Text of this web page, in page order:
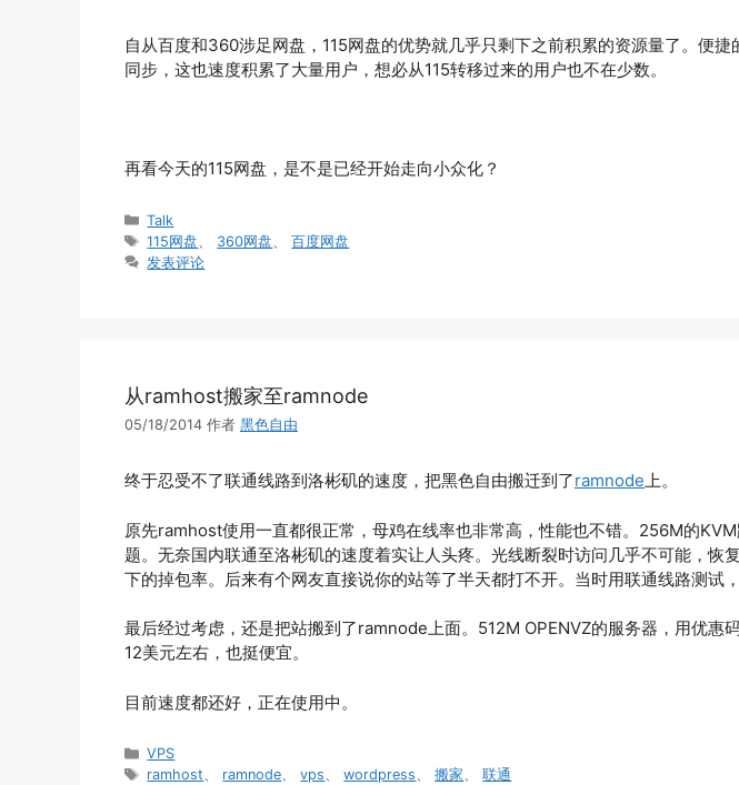
自从百度和360涉足网盘，115网盘的优势就几乎只剩下之前积累的资源量了。便
同步，这也速度积累了大量用户，想必从115转移过来的用户也不在少数。
再看今天的115网盘，是不是已经开始走向小众化？
分
类
Talk
标
签
115网盘 360网盘 、百度网盘
发表评论
从ramhost搬家至ramnode
05/18/2014 作者 黑色自由
终于忍受不了联通线路到洛彬矶的速度，把黑色自由搬迁到了ramnode上。
原先ramhost使用一直都很正常，母鸡在线率也非常高，性能也不错。256M的
题。无奈国内联通至洛彬矶的速度着实让人头疼。光线断裂时访问几乎不可能，恢
下的掉包率。后来有个网友直接说你的站等了半天都打不开。当时用联通线路测试，
最后经过考虑，还是把站搬到了ramnode上面。512M OPENVZ的服务器，用优惠
12美元左右，也挺便宜。
目前速度都还好，正在使用中。
分
类
VPS
标
ramhost、 ramnode、vps、wordpress、搬家、联通